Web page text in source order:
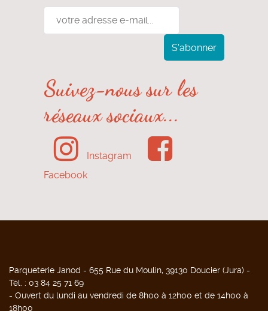
Suivez-nous sur les
réseaux sociaux...
Instagram
Facebook
Parqueterie Janod - 655 Rue du Moulin, 39130 Doucier (Jura) -
Tél. : 03 84 25 71 69
- Ouvert du lundi au vendredi de 8h00 à 12h00 et de 14h00 à
18h00